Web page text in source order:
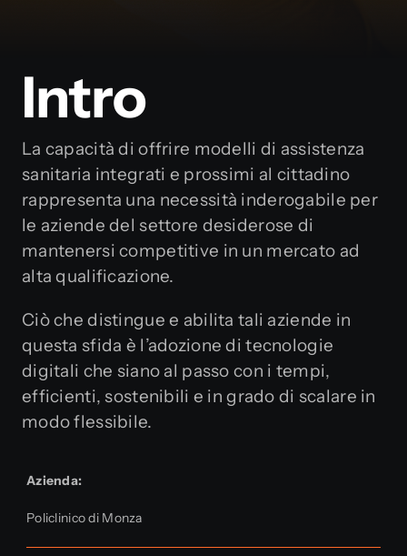
Intro
La capacità di offrire modelli di assistenza
sanitaria integrati e prossimi al cittadino
rappresenta una necessità inderogabile per
le aziende del settore desiderose di
mantenersi competitive in un mercato ad
alta qualificazione.
Ciò che distingue e abilita tali aziende in
questa sfida è l’adozione di tecnologie
digitali che siano al passo con i tempi,
efficienti, sostenibili e in grado di scalare in
modo flessibile.
Azienda:
Policlinico di Monza